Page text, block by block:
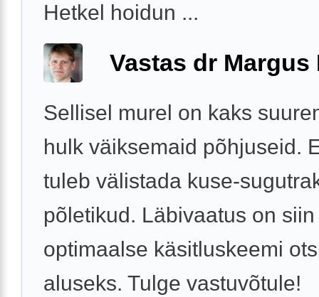
Hetkel hoidun ...
Vastas dr Margus
Sellisel murel on kaks
hulk väiksemaid põhjuseid.
tuleb välistada kuse-
põletikud. Läbivaatus on siin
optimaalse käsitluskeemi
aluseks. Tulge vastuvõtule!